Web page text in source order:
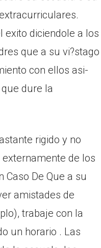
exito diciendole a los
que a su vi?stago
con ellos asi­
dure la
rigido y no
de los
Caso De Que a su
amistades de
trabaje con la
un horario . Las